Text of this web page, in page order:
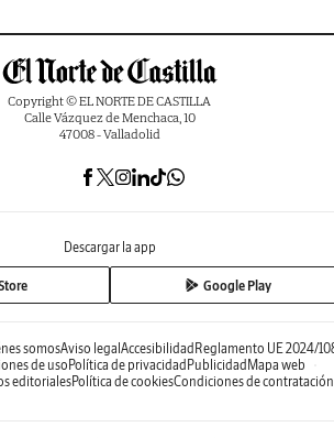
Copyright © EL NORTE DE CASTILLA
Calle Vázquez de Menchaca, 10
47008 - Valladolid
Descargar la app
Google Play
somosAviso legal Accesibilidad Reglamento UE 2024/
de usoPolítica de privacidad Publicidad Mapa web
editorialesPolítica de cookiesCondiciones de contratación